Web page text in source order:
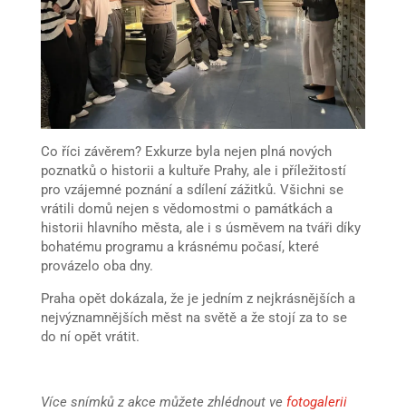
Co říci závěrem? Exkurze byla nejen plná nových
poznatků o historii a kultuře Prahy, ale i příležitostí
pro vzájemné poznání a sdílení zážitků. Všichni se
vrátili domů nejen s vědomostmi o památkách a
historii hlavního města, ale i s úsměvem na tváři díky
bohatému programu a krásnému počasí, které
provázelo oba dny.
Praha opět dokázala, že je jedním z nejkrásnějších a
nejvýznamnějších měst na světě a že stojí za to se
do ní opět vrátit.
Více snímků z akce můžete zhlédnout ve fotogalerii